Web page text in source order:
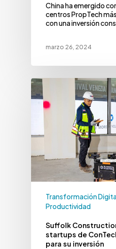
China ha emergido
centros PropTech
con una inversión
marzo 26, 2024
Transformación
Productividad
Suffolk
startups de
para su inversión